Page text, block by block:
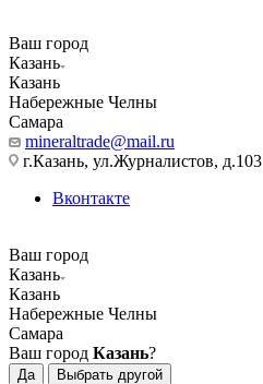
Ваш город
Казань
Казань
Набережные Челны
Самара
mineraltrade@mail.ru
г.Казань, ул.Журналистов, д.103
Вконтакте
Ваш город
Казань
Казань
Набережные Челны
Самара
Ваш город Казань?
Да Выбрать другой